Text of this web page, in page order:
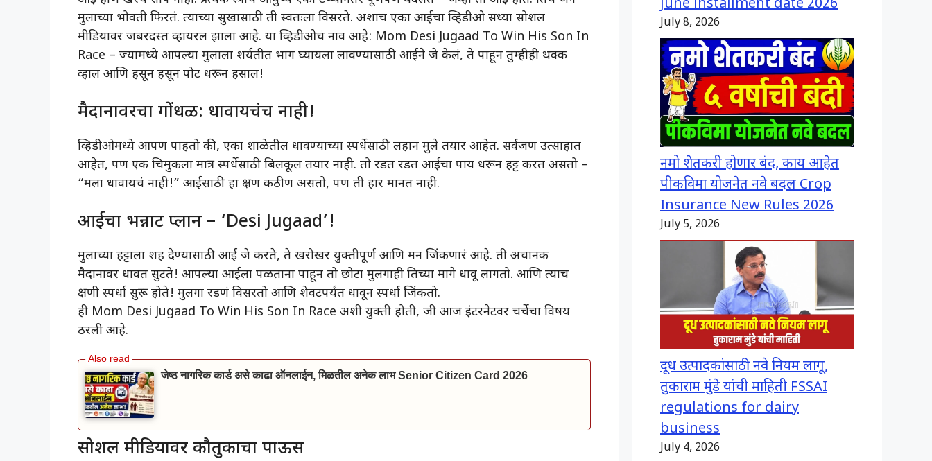
मुलाच्या भोवती फिरतं. त्याच्या सुखासाठी ती स्वतःला विसरते. अशाच एका आईचा व्हिडीओ सध्या सोशल
मीडियावर जबरदस्त व्हायरल झाला आहे. या व्हिडीओचं नाव आहे: Mom Desi Jugaad To Win His Son In
Race – ज्यामध्ये आपल्या मुलाला शर्यतीत भाग घ्यायला लावण्यासाठी आईने जे केलं, ते पाहून तुम्हीही थक्क
व्हाल आणि हसून हसून पोट धरून हसाल!
मैदानावरचा गोंधळ: धावायचंच नाही!
व्हिडीओमध्ये आपण पाहतो की, एका शाळेतील धावण्याच्या स्पर्धेसाठी लहान मुले तयार आहेत. सर्वजण उत्साहात
आहेत, पण एक चिमुकला मात्र स्पर्धेसाठी बिलकूल तयार नाही. तो रडत रडत आईचा पाय धरून हट्ट करत असतो –
“मला धावायचं नाही!” आईसाठी हा क्षण कठीण असतो, पण ती हार मानत नाही.
आईचा भन्नाट प्लान – ‘Desi Jugaad’!
मुलाच्या हट्टाला शह देण्यासाठी आई जे करते, ते खरोखर युक्तीपूर्ण आणि मन जिंकणारं आहे. ती अचानक
मैदानावर धावत सुटते! आपल्या आईला पळताना पाहून तो छोटा मुलगाही तिच्या मागे धावू लागतो. आणि त्याच
क्षणी स्पर्धा सुरू होते! मुलगा रडणं विसरतो आणि शेवटपर्यंत धावून स्पर्धा जिंकतो.
ही Mom Desi Jugaad To Win His Son In Race अशी युक्ती होती, जी आज इंटरनेटवर चर्चेचा विषय
ठरली आहे.
जेष्ठ नागरिक कार्ड असे काढा ऑनलाईन, मिळतील अनेक लाभ Senior Citizen Card 2026
सोशल मीडियावर कौतुकाचा पाऊस
june installment date 2026
July 8, 2026
नमो शेतकरी होणार बंद, काय आहेत
पीकविमा योजनेत नवे बदल Crop
Insurance New Rules 2026
July 5, 2026
दूध उत्पादकांसाठी नवे नियम लागू,
तुकाराम मुंडे यांची माहिती FSSAI
regulations for dairy
business
July 4, 2026